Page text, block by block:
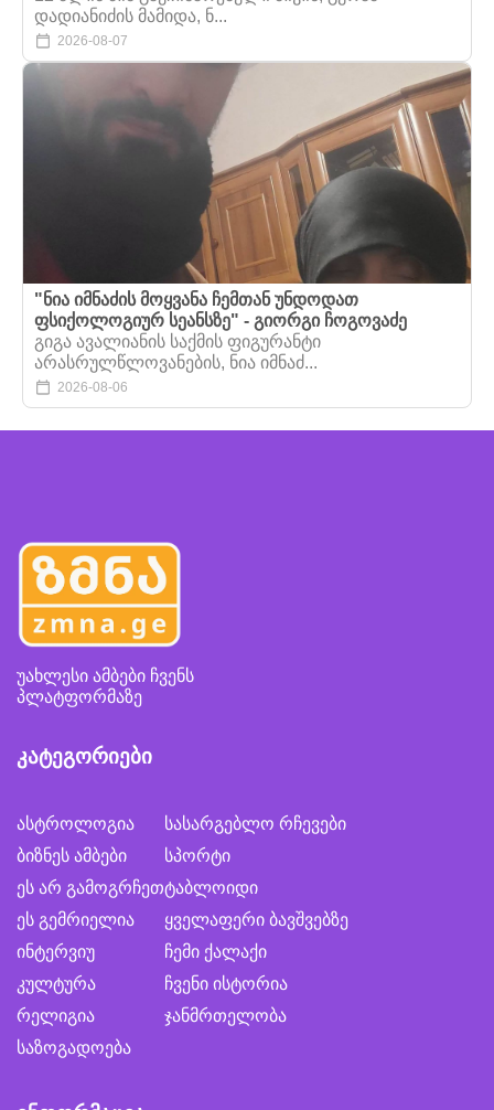
დადიანიძის მამიდა, ნ...
2026-08-07
"ნია იმნაძის მოყვანა ჩემთან უნდოდათ
ფსიქოლოგიურ სეანსზე" - გიორგი ჩოგოვაძე
გიგა ავალიანის საქმის ფიგურანტი
არასრულწლოვანების, ნია იმნაძ...
2026-08-06
უახლესი ამბები ჩვენს
პლატფორმაზე
კატეგორიები
ასტროლოგია
ბიზნეს ამბები
ეს არ გამოგრჩეთ
ეს გემრიელია
ინტერვიუ
კულტურა
რელიგია
საზოგადოება
სასარგებლო რჩევები
სპორტი
ტაბლოიდი
ყველაფერი ბავშვებზე
ჩემი ქალაქი
ჩვენი ისტორია
ჯანმრთელობა